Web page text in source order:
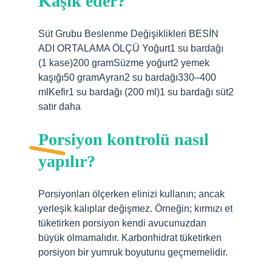
Süt Grubu Beslenme Değişiklikleri BESİN
ADI ORTALAMA ÖLÇÜ Yoğurt1 su bardağı
(1 kase)200 gramSüzme yoğurt2 yemek
kaşığı50 gramAyran2 su bardağı330–400
mlKefir1 su bardağı (200 ml)1 su bardağı süt2
satır daha
Porsiyon kontrolü nasıl
yapılır?
Porsiyonları ölçerken elinizi kullanın; ancak
yerleşik kalıplar değişmez. Örneğin; kırmızı et
tüketirken porsiyon kendi avucunuzdan
büyük olmamalıdır. Karbonhidrat tüketirken
porsiyon bir yumruk boyutunu geçmemelidir.